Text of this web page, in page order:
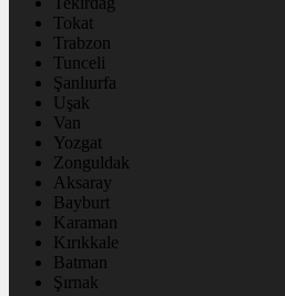
Tokat
Trabzon
Tunceli
Şanlıurfa
Uşak
Van
Yozgat
Zonguldak
Aksaray
Bayburt
Karaman
Kırıkkale
Batman
Şırnak